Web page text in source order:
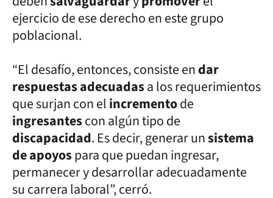
ejercicio de ese derecho en este grupo
poblacional.
“El desafío, entonces, consiste endar
respuestas adecuadasa los requerimientos
que surjan con elincrementode
ingresantescon algún tipo de
discapacidad. Es decir, generar unsistema
de apoyospara que puedan ingresar,
permanecer y desarrollar adecuadamente
su carrera laboral”, cerró.